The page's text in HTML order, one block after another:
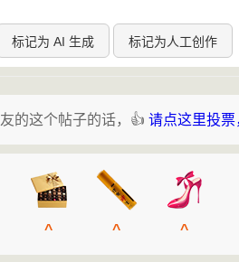
标记为 AI 生成 标记为人工创作
的这个帖子的话，👍 请点这里投票
^ ^ ^